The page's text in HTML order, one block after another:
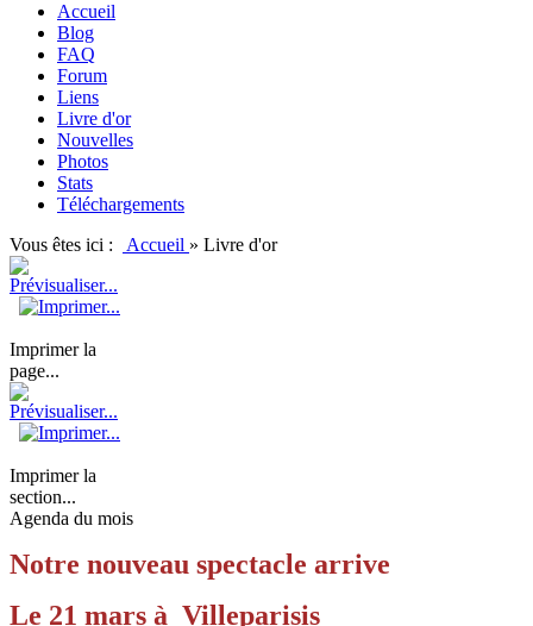
Accueil
Blog
FAQ
Forum
Liens
Livre d'or
Nouvelles
Photos
Stats
Téléchargements
Vous êtes ici :
Accueil » Livre d'or
Imprimer la
page...
Imprimer la
section...
Agenda du mois
Notre nouveau spectacle arrive
Le 21 mars à Villeparisis